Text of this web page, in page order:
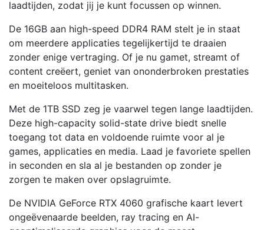
Pro
Midi-
Tower
Behuizing
aantal
laadtijden, zodat jij je kunt focussen op winnen.
De 16GB aan high-speed DDR4 RAM stelt je in staat
om meerdere applicaties tegelijkertijd te draaien
zonder enige vertraging. Of je nu gamet, streamt of
content creëert, geniet van ononderbroken prestaties
en moeiteloos multitasken.
Met de 1TB SSD zeg je vaarwel tegen lange laadtijden.
Deze high-capacity solid-state drive biedt snelle
toegang tot data en voldoende ruimte voor al je
games, applicaties en media. Laad je favoriete spellen
in seconden en sla al je bestanden op zonder je
zorgen te maken over opslagruimte.
De NVIDIA GeForce RTX 4060 grafische kaart levert
ongeëvenaarde beelden, ray tracing en AI-